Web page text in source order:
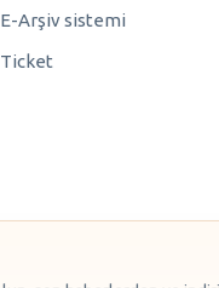
E-Arşiv sistemi
Ticket